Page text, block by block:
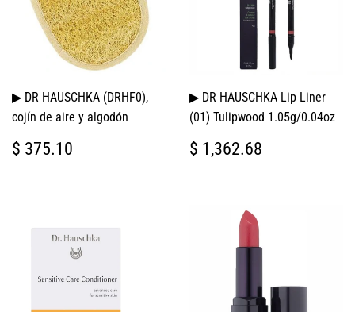
▶ DR HAUSCHKA (DRHF0),
cojín de aire y algodón
PRECIO
HABITUAL
$ 375.10
▶ DR HAUSCHKA Lip Liner
(01) Tulipwood 1.05g/0.04oz
PRECIO
HABITUAL
$ 1,362.68